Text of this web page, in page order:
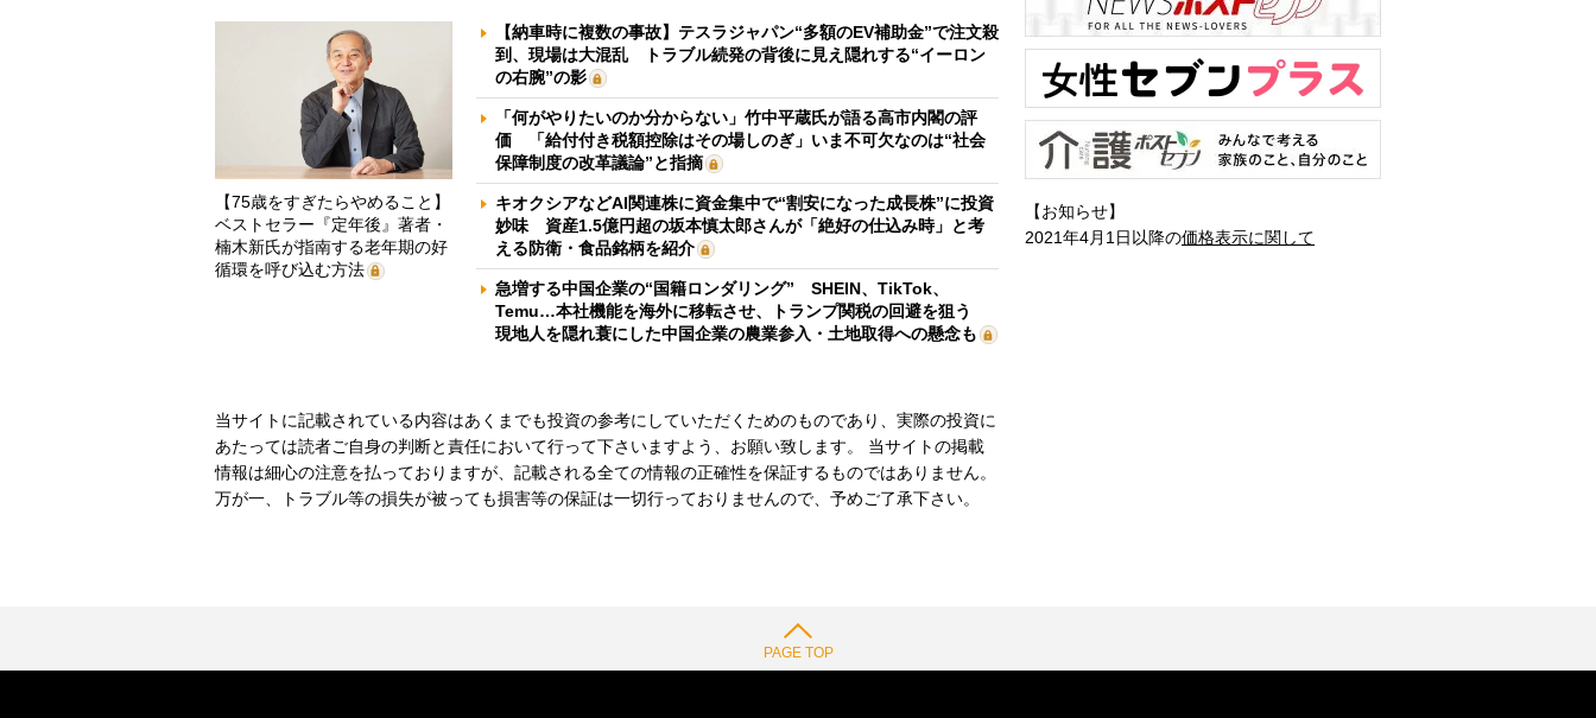
【75歳をすぎたらやめること】
ベストセラー『定年後』著者・
楠木新氏が指南する老年期の好
循環を呼び込む方法
【納車時に複数の事故】テスラジャパン“多額のEV補助金”で注文殺
到、現場は大混乱 トラブル続発の背後に見え隠れする“イーロン
の右腕”の影
「何がやりたいのか分からない」竹中平蔵氏が語る高市内閣の評
価 「給付付き税額控除はその場しのぎ」いま不可欠なのは“社会
保障制度の改革議論”と指摘
キオクシアなどAI関連株に資金集中で“割安になった成長株”に投資
妙味 資産1.5億円超の坂本慎太郎さんが「絶好の仕込み時」と考
える防衛・食品銘柄を紹介
急増する中国企業の“国籍ロンダリング” SHEIN、TikTok、
Temu…本社機能を海外に移転させ、トランプ関税の回避を狙う
現地人を隠れ蓑にした中国企業の農業参入・土地取得への懸念も
当サイトに記載されている内容はあくまでも投資の参考にしていただくためのものであり、実際の投資に
あたっては読者ご自身の判断と責任において行って下さいますよう、お願い致します。 当サイトの掲載
情報は細心の注意を払っておりますが、記載される全ての情報の正確性を保証するものではありません。
万が一、トラブル等の損失が被っても損害等の保証は一切行っておりませんので、予めご了承下さい。
【お知らせ】
2021年4月1日以降の価格表示に関して
PAGE TOP